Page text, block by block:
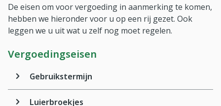
De eisen om voor vergoeding in aanmerking te komen,
hebben we hieronder voor u op een rij gezet. Ook
leggen we u uit wat u zelf nog moet regelen.
Vergoedingseisen
Gebruikstermijn
Luierbroekjes